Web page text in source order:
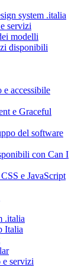
system .italia
servizi
modelli
disponibili
e accessibile
e Graceful
del software
con Can I
e JavaScript
.italia
Italia
servizi